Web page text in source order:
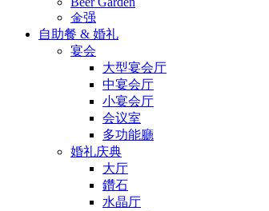
金强
自助餐 & 婚礼
宴会
大型宴会厅
中宴会厅
小宴会厅
会议室
多功能廳
婚礼庆典
大厅
鑽石
水晶厅